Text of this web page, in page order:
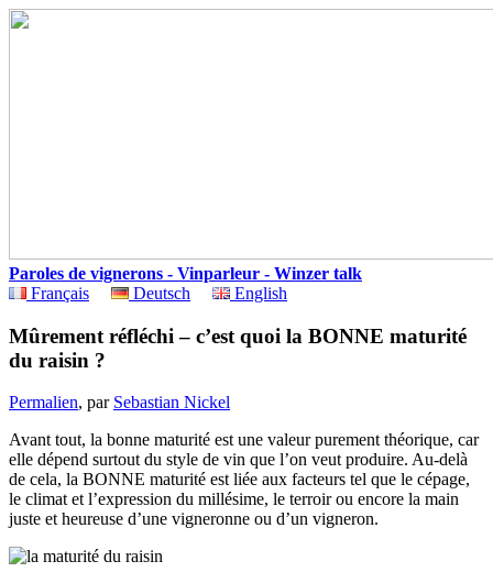
Paroles de vignerons - Vinparleur - Winzer talk
Français
Deutsch English
Mûrement réfléchi – c’est quoi la BONNE maturité
du raisin ?
Permalien, par Sebastian Nickel
Avant tout, la bonne maturité est une valeur purement théorique, car
elle dépend surtout du style de vin que l’on veut produire. Au-delà
de cela, la BONNE maturité est liée aux facteurs tel que le cépage,
le climat et l’expression du millésime, le terroir ou encore la main
juste et heureuse d’une vigneronne ou d’un vigneron.